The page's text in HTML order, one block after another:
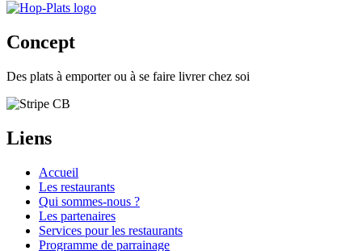
Concept
Des plats à emporter ou à se faire livrer chez soi
Liens
Accueil
Les restaurants
Qui sommes-nous ?
Les partenaires
Services pour les restaurants
Programme de parrainage